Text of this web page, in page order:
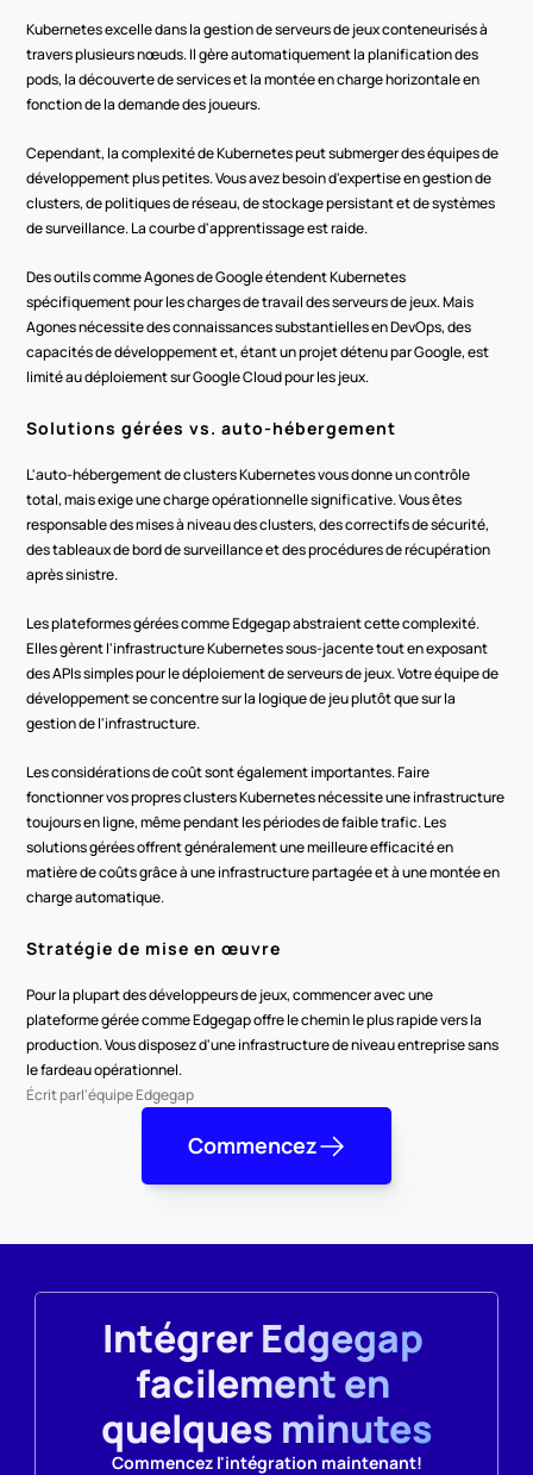
Kubernetes excelle dans la gestion de serveurs de jeux conteneurisés à
travers plusieurs nœuds. Il gère automatiquement la planification des
pods, la découverte de services et la montée en charge horizontale en
fonction de la demande des joueurs.
Cependant, la complexité de Kubernetes peut submerger des équipes de
développement plus petites. Vous avez besoin d'expertise en gestion de
clusters, de politiques de réseau, de stockage persistant et de systèmes
de surveillance. La courbe d'apprentissage est raide.
Des outils comme Agones de Google étendent Kubernetes
spécifiquement pour les charges de travail des serveurs de jeux. Mais
Agones nécessite des connaissances substantielles en DevOps, des
capacités de développement et, étant un projet détenu par Google, est
limité au déploiement sur Google Cloud pour les jeux.
Solutions gérées vs. auto-hébergement
L'auto-hébergement de clusters Kubernetes vous donne un contrôle
total, mais exige une charge opérationnelle significative. Vous êtes
responsable des mises à niveau des clusters, des correctifs de sécurité,
des tableaux de bord de surveillance et des procédures de récupération
après sinistre.
Les plateformes gérées comme Edgegap abstraient cette complexité.
Elles gèrent l'infrastructure Kubernetes sous-jacente tout en exposant
des APIs simples pour le déploiement de serveurs de jeux. Votre équipe de
développement se concentre sur la logique de jeu plutôt que sur la
gestion de l'infrastructure.
Les considérations de coût sont également importantes. Faire
fonctionner vos propres clusters Kubernetes nécessite une infrastructure
toujours en ligne, même pendant les périodes de faible trafic. Les
solutions gérées offrent généralement une meilleure efficacité en
matière de coûts grâce à une infrastructure partagée et à une montée en
charge automatique.
Stratégie de mise en œuvre
Pour la plupart des développeurs de jeux, commencer avec une
plateforme gérée comme Edgegap offre le chemin le plus rapide vers la
production. Vous disposez d'une infrastructure de niveau entreprise sans
le fardeau opérationnel.
Écrit parl'équipe Edgegap
Commencez
Intégrer Edgegap
facilement en
quelques minutes
Commencez l'intégration maintenant!